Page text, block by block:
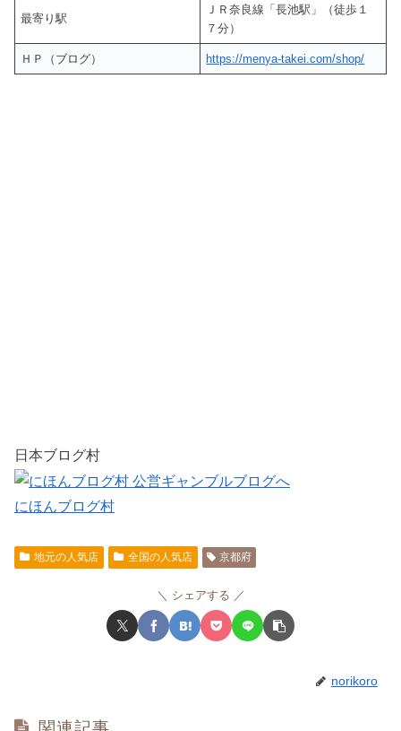
最寄り駅
ＪＲ奈良線「長池駅」（徒歩１
７分）
ＨＰ（ブログ） https://menya-takei.com/shop/
日本ブログ村
にほんブログ村
地元の人気店 全国の人気店 京都府
シェアする
norikoro